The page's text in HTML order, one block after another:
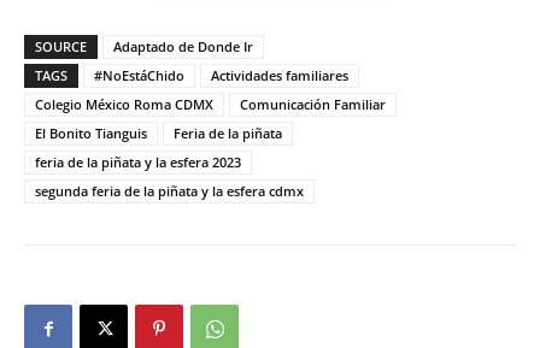
SOURCE
Adaptado de Donde Ir
TAGS
#NoEstáChido
Actividades familiares
Colegio México Roma CDMX
Comunicación Familiar
El Bonito Tianguis
Feria de la piñata
feria de la piñata y la esfera 2023
segunda feria de la piñata y la esfera cdmx